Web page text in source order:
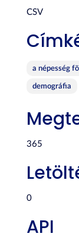
CSV
a népesség
demográfia
365
0
API